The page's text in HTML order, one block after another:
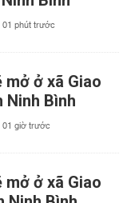
01 phút trước
ở xã Giao
Ninh Bình
01 giờ trước
ở xã Giao